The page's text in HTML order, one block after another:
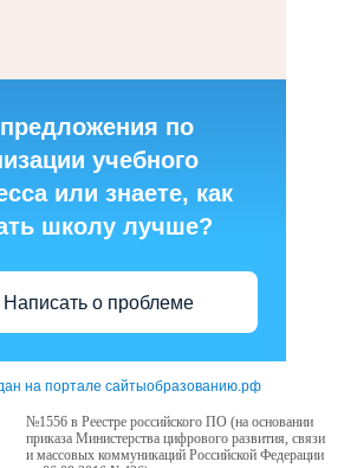
по
учебного
или знаете, как
школу лучше?
Написать о проблеме
на портале сайтыобразованию.рф
№1556 в Реестре российского ПО (на основании
приказа Министерства цифрового развития, связи
и массовых коммуникаций Российской Федерации